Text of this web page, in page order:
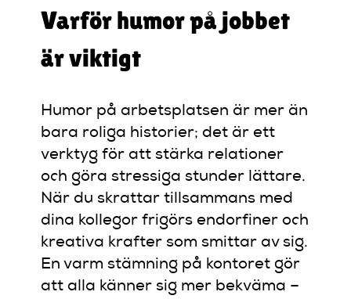
Varför humor på jobbet
är viktigt
Humor på arbetsplatsen är mer än
bara roliga historier; det är ett
verktyg för att stärka relationer
och göra stressiga stunder lättare.
När du skrattar tillsammans med
dina kollegor frigörs endorfiner och
kreativa krafter som smittar av sig.
En varm stämning på kontoret gör
att alla känner sig mer bekväma –